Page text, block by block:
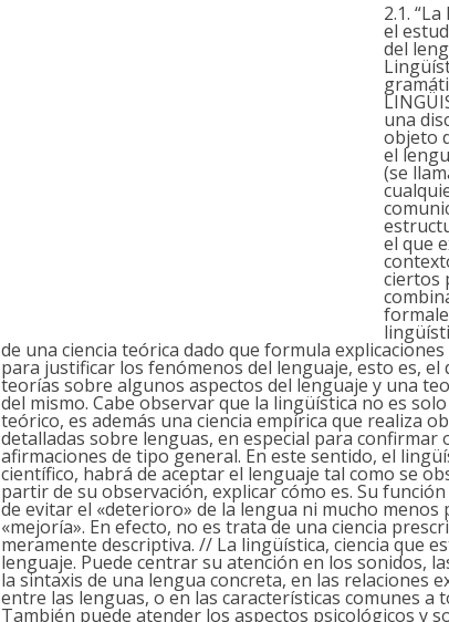
2.1.
el
del
una
objeto
el
(se
el que
ciertos
de una ciencia teórica dado que formula explicaciones
para justificar los fenómenos del lenguaje, esto es, el
teorías sobre algunos aspectos del lenguaje y una
del mismo. Cabe observar que la lingüística no es
teórico, es además una ciencia empírica que realiza
detalladas sobre lenguas, en especial para confirmar
afirmaciones de tipo general. En este sentido, el
científico, habrá de aceptar el lenguaje tal como se
partir de su observación, explicar cómo es. Su
de evitar el «deterioro» de la lengua ni mucho menos
«mejoría». En efecto, no es trata de una ciencia
meramente descriptiva. // La lingüística, ciencia que
lenguaje. Puede centrar su atención en los sonidos,
la sintaxis de una lengua concreta, en las relaciones
entre las lenguas, o en las características comunes a
También puede atender los aspectos psicológicos y